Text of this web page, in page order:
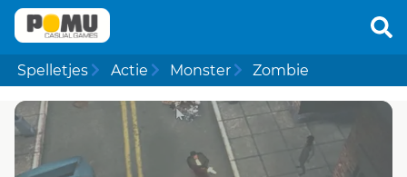
Spelletjes Actie Monster Zombie